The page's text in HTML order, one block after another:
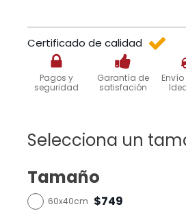
Certificado de calidad
Pagos y
seguridad
Garantía de
satisfación
Envío
Selecciona un
Tamaño
60x40cm $749